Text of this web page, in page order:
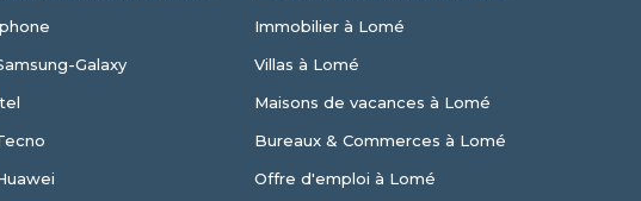
Galaxy
Immobilier à Lomé
Villas à Lomé
Maisons de vacances à Lomé
Bureaux & Commerces à Lomé
Offre d'emploi à Lomé